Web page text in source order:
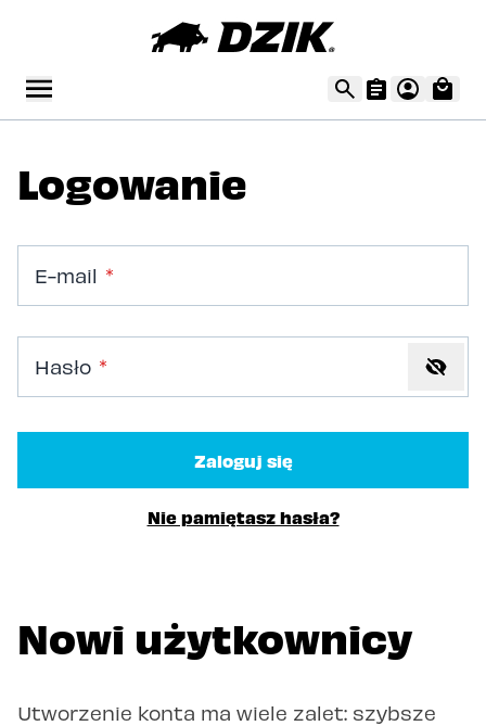
Logowanie
E-mail
Hasło
Hasło ukryte
Zaloguj się
Nie pamiętasz hasła?
Nowi użytkownicy
Utworzenie konta ma wiele zalet: szybsze